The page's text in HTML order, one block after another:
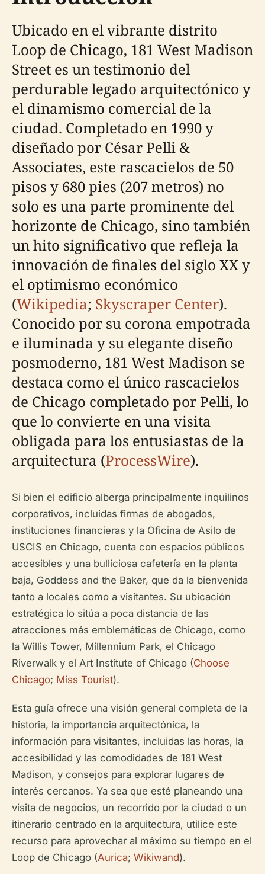
Ubicado en el vibrante distrito
Loop de Chicago, 181 West Madison
Street es un testimonio del
perdurable legado arquitectónico y
el dinamismo comercial de la
ciudad. Completado en 1990 y
diseñado por César Pelli &
Associates, este rascacielos de 50
pisos y 680 pies (207 metros) no
solo es una parte prominente del
horizonte de Chicago, sino también
un hito significativo que refleja la
innovación de finales del siglo XX y
el optimismo económico
(Wikipedia; Skyscraper Center).
Conocido por su corona empotrada
e iluminada y su elegante diseño
posmoderno, 181 West Madison se
destaca como el único rascacielos
de Chicago completado por Pelli, lo
que lo convierte en una visita
obligada para los entusiastas de la
arquitectura (ProcessWire).
Si bien el edificio alberga principalmente inquilinos
corporativos, incluidas firmas de abogados,
instituciones financieras y la Oficina de Asilo de
USCIS en Chicago, cuenta con espacios públicos
accesibles y una bulliciosa cafetería en la planta
baja, Goddess and the Baker, que da la bienvenida
tanto a locales como a visitantes. Su ubicación
estratégica lo sitúa a poca distancia de las
atracciones más emblemáticas de Chicago, como
la Willis Tower, Millennium Park, el Chicago
Riverwalk y el Art Institute of Chicago (Choose
Chicago; Miss Tourist).
Esta guía ofrece una visión general completa de la
historia, la importancia arquitectónica, la
información para visitantes, incluidas las horas, la
accesibilidad y las comodidades de 181 West
Madison, y consejos para explorar lugares de
interés cercanos. Ya sea que esté planeando una
visita de negocios, un recorrido por la ciudad o un
itinerario centrado en la arquitectura, utilice este
recurso para aprovechar al máximo su tiempo en el
Loop de Chicago (Aurica; Wikiwand).